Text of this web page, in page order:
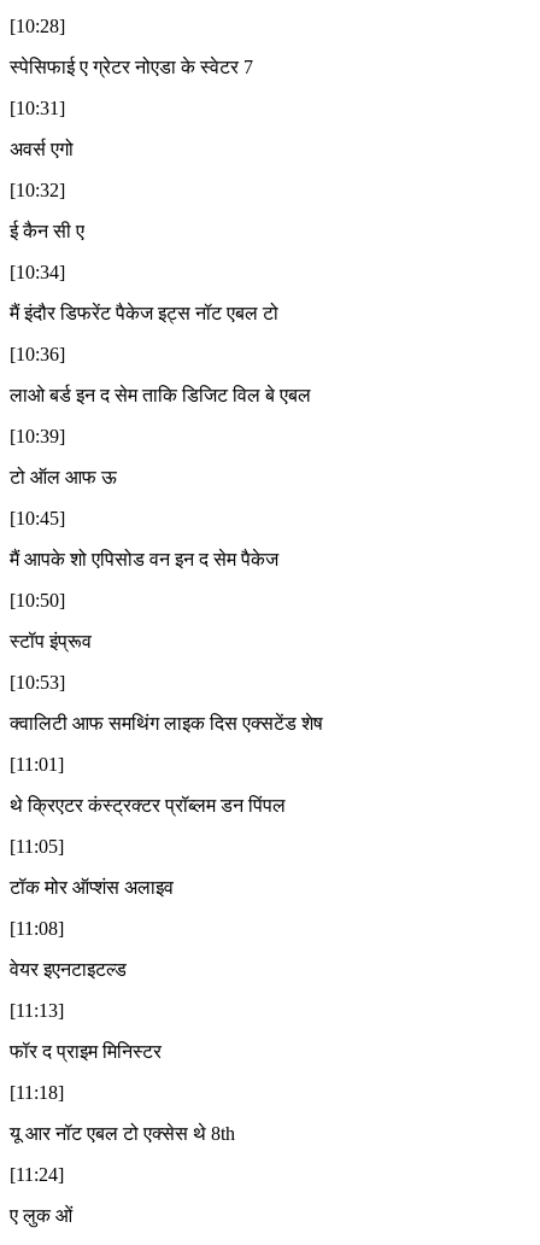
[10:28]
स्पेसिफाई ए ग्रेटर नोएडा के स्वेटर 7
[10:31]
अवर्स एगो
[10:32]
ई कैन सी ए
[10:34]
मैं इंदौर डिफरेंट पैकेज इट्स नॉट एबल टो
[10:36]
लाओ बर्ड इन द सेम ताकि डिजिट विल बे एबल
[10:39]
टो ऑल आफ ऊ
[10:45]
मैं आपके शो एपिसोड वन इन द सेम पैकेज
[10:50]
स्टॉप इंप्रूव
[10:53]
क्वालिटी आफ समथिंग लाइक दिस एक्सटेंड शेष
[11:01]
थे क्रिएटर कंस्ट्रक्टर प्रॉब्लम डन पिंपल
[11:05]
टॉक मोर ऑप्शंस अलाइव
[11:08]
वेयर इएनटाइटल्ड
[11:13]
फॉर द प्राइम मिनिस्टर
[11:18]
यू आर नॉट एबल टो एक्सेस थे 8th
[11:24]
ए लुक ओं